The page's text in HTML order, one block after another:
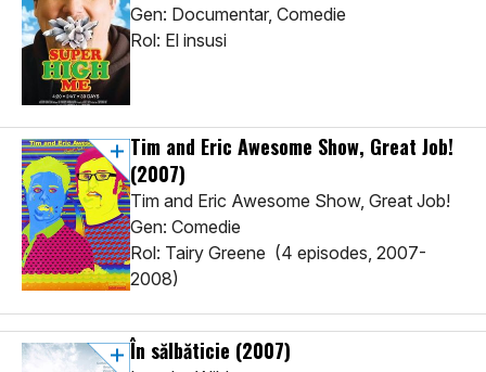
Gen: Documentar, Comedie
Rol: El insusi
Tim and Eric Awesome Show, Great Job!
(2007)
Tim and Eric Awesome Show, Great Job!
Gen: Comedie
Rol: Tairy Greene (4 episodes, 2007-
2008)
În sălbăticie (2007)